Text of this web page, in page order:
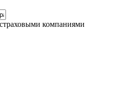
компаниями